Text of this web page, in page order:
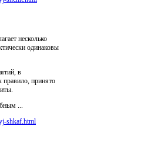
несколько
одинаковы
в
правило, принято
...